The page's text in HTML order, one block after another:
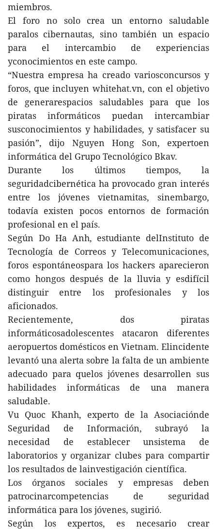
miembros.
El foro no solo crea un entorno saludable
paralos cibernautas, sino también un espacio
para el intercambio de experiencias
yconocimientos en este campo.
“Nuestra empresa ha creado variosconcursos y
foros, que incluyen whitehat.vn, con el objetivo
de generarespacios saludables para que los
piratas informáticos puedan intercambiar
susconocimientos y habilidades, y satisfacer su
pasión”, dijo Nguyen Hong Son, expertoen
informática del Grupo Tecnológico Bkav.
Durante los últimos tiempos, la
seguridadcibernética ha provocado gran interés
entre los jóvenes vietnamitas, sinembargo,
todavía existen pocos entornos de formación
profesional en el país.
Según Do Ha Anh, estudiante delInstituto de
Tecnología de Correos y Telecomunicaciones,
foros espontáneospara los hackers aparecieron
como hongos después de la lluvia y esdifícil
distinguir entre los profesionales y los
aficionados.
Recientemente, dos piratas
informáticosadolescentes atacaron diferentes
aeropuertos domésticos en Vietnam. Elincidente
levantó una alerta sobre la falta de un ambiente
adecuado para quelos jóvenes desarrollen sus
habilidades informáticas de una manera
saludable.
Vu Quoc Khanh, experto de la Asociaciónde
Seguridad de Información, subrayó la
necesidad de establecer unsistema de
laboratorios y organizar clubes para compartir
los resultados de lainvestigación científica.
Los órganos sociales y empresas deben
patrocinarcompetencias de seguridad
informática para los jóvenes, sugirió.
Según los expertos, es necesario crear